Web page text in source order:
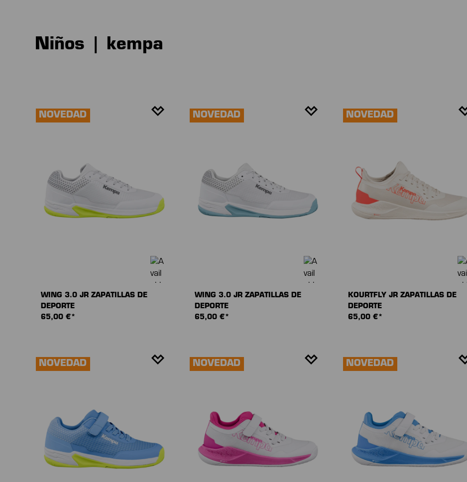
Niños | kempa
NOVEDAD
WING 3.0 JR ZAPATILLAS DE
DEPORTE
65,00 €*
NOVEDAD
WING 3.0 JR ZAPATILLAS DE
DEPORTE
65,00 €*
NOVEDAD
KOURTFLY JR ZAPATILLAS DE
DEPORTE
65,00 €*
NOVEDAD NOVEDAD NOVEDAD